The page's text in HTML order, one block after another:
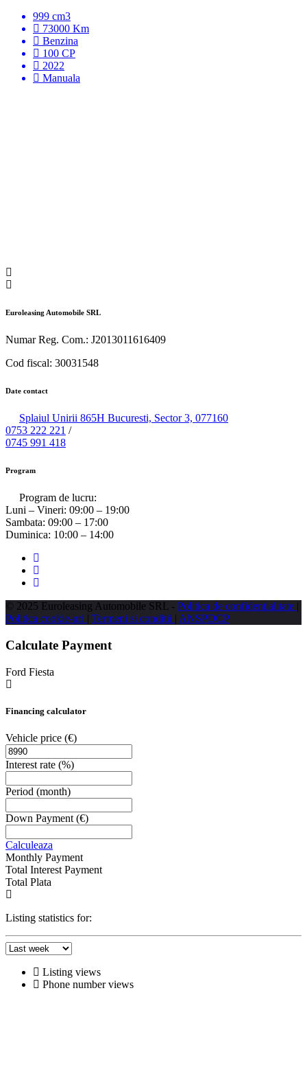
999 cm3
73000 Km
Benzina
100 CP
2022
Manuala
Euroleasing Automobile SRL
Numar Reg. Com.: J2013011616409
Cod fiscal: 30031548
Date contact
Splaiul Unirii 865H Bucuresti, Sector 3, 077160
0753 222 221 /
0745 991 418
Program
Program de lucru:
Luni – Vineri: 09:00 – 19:00
Sambata: 09:00 – 17:00
Duminica: 10:00 – 14:00
© 2025 Euroleasing Automobile SRL - Politica de confidentialitate |
Politica cookie-uri | Termeni si conditii | ANSPDCP
Calculate Payment
Ford Fiesta
Financing calculator
Vehicle price (€)
Interest rate (%)
Period (month)
Down Payment (€)
Calculeaza
Monthly Payment
Total Interest Payment
Total Plata
Listing statistics for:
Listing views
Phone number views